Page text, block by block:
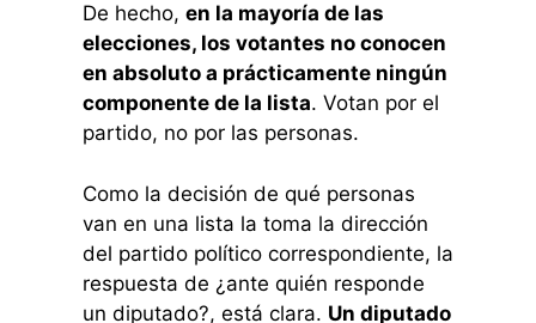
De hecho, en la mayoría de las
elecciones, los votantes no conocen
en absoluto a prácticamente ningún
componente de la lista. Votan por el
partido, no por las personas.
Como la decisión de qué personas
van en una lista la toma la dirección
del partido político correspondiente, la
respuesta de ¿ante quién responde
un diputado?, está clara. Un diputado